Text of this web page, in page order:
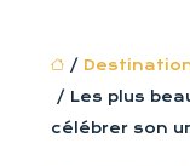
/
/ Les plus
célébrer son